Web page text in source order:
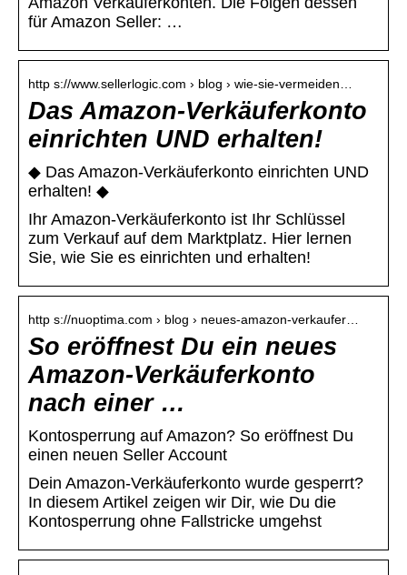
für Amazon Seller: …
http s://www.sellerlogic.com › blog › wie-sie-vermeiden…
Das Amazon-Verkäuferkonto
einrichten UND erhalten!
◆ Das Amazon-Verkäuferkonto einrichten UND
erhalten! ◆
Ihr Amazon-Verkäuferkonto ist Ihr Schlüssel
zum Verkauf auf dem Marktplatz. Hier lernen
Sie, wie Sie es einrichten und erhalten!
http s://nuoptima.com › blog › neues-amazon-verkaufer…
So eröffnest Du ein neues
Amazon-Verkäuferkonto
nach einer …
Kontosperrung auf Amazon? So eröffnest Du
einen neuen Seller Account
Dein Amazon-Verkäuferkonto wurde gesperrt?
In diesem Artikel zeigen wir Dir, wie Du die
Kontosperrung ohne Fallstricke umgehst